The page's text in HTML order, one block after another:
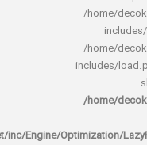
/
/
/
rocket/inc/Engine/